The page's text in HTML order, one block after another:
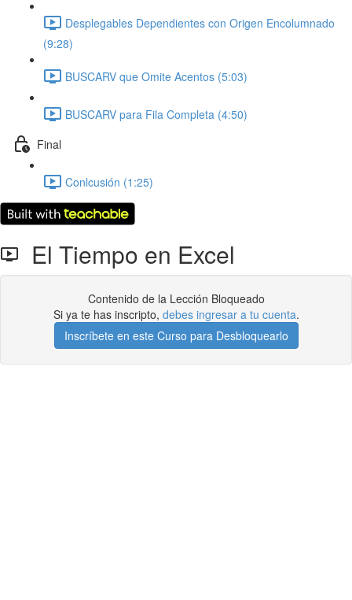
Desplegables Dependientes con Origen Encolumnado
(9:28)
BUSCARV que Omite Acentos (5:03)
BUSCARV para Fila Completa (4:50)
Final
Conlcusión (1:25)
El Tiempo en Excel
Contenido de la Lección Bloqueado
Si ya te has inscripto, debes ingresar a tu cuenta.
Inscríbete en este Curso para Desbloquearlo